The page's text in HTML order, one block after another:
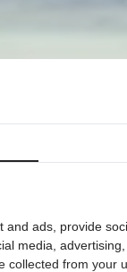
ads, provide
media,
from your